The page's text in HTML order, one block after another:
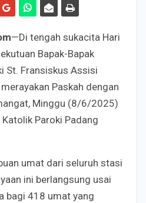
—Di tengah sukacita Hari
Bapak-Bapak
St. Fransiskus Assisi
Paskah dengan
Minggu (8/6/2025)
Paroki Padang
umat dari seluruh stasi
ini berlangsung usai
bagi 418 umat yang